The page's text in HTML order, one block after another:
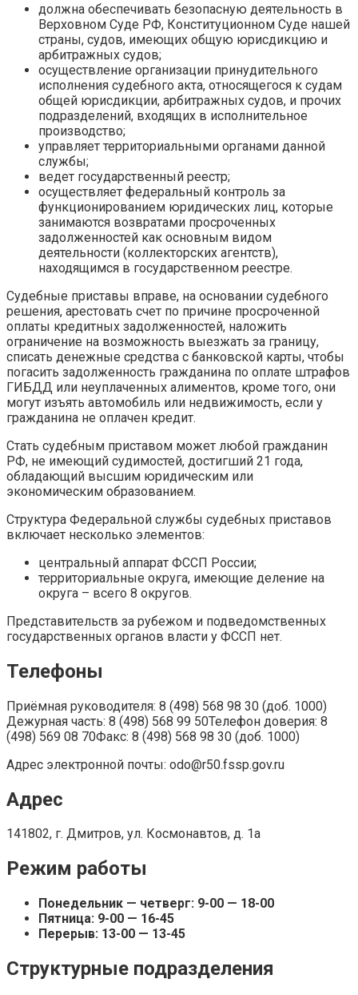
должна обеспечивать безопасную деятельность в
Верховном Суде РФ, Конституционном Суде нашей
страны, судов, имеющих общую юрисдикцию и
арбитражных судов;
осуществление организации принудительного
исполнения судебного акта, относящегося к судам
общей юрисдикции, арбитражных судов, и прочих
подразделений, входящих в исполнительное
производство;
управляет территориальными органами данной
службы;
ведет государственный реестр;
осуществляет федеральный контроль за
функционированием юридических лиц, которые
занимаются возвратами просроченных
задолженностей как основным видом
деятельности (коллекторских агентств),
находящимся в государственном реестре.
Судебные приставы вправе, на основании судебного
решения, арестовать счет по причине просроченной
оплаты кредитных задолженностей, наложить
ограничение на возможность выезжать за границу,
списать денежные средства с банковской карты, чтобы
погасить задолженность гражданина по оплате штрафов
ГИБДД или неуплаченных алиментов, кроме того, они
могут изъять автомобиль или недвижимость, если у
гражданина не оплачен кредит.
Стать судебным приставом может любой гражданин
РФ, не имеющий судимостей, достигший 21 года,
обладающий высшим юридическим или
экономическим образованием.
Структура Федеральной службы судебных приставов
включает несколько элементов:
центральный аппарат ФССП России;
территориальные округа, имеющие деление на
округа – всего 8 округов.
Представительств за рубежом и подведомственных
государственных органов власти у ФССП нет.
Телефоны
Приёмная руководителя: 8 (498) 568 98 30 (доб. 1000)
Дежурная часть: 8 (498) 568 99 50Телефон доверия: 8
(498) 569 08 70Факс: 8 (498) 568 98 30 (доб. 1000)
Адрес электронной почты: odo@r50.fssp.gov.ru
Адрес
141802, г. Дмитров, ул. Космонавтов, д. 1а
Режим работы
Понедельник — четверг: 9-00 — 18-00
Пятница: 9-00 — 16-45
Перерыв: 13-00 — 13-45
Структурные подразделения